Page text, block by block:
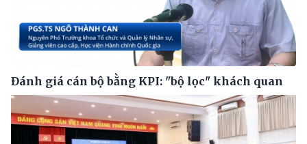
Đánh giá cán bộ bằng KPI: "bộ lọc" khách quan